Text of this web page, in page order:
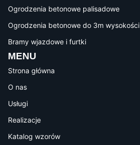
Ogrodzenia betonowe palisadowe
Ogrodzenia betonowe do 3m wysokości
Bramy wjazdowe i furtki
MENU
Strona główna
O nas
Usługi
Realizacje
Katalog wzorów